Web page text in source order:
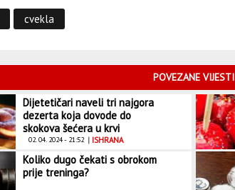
cvekla
POVEZANE VIJESTI
Dijetetičari naveli tri najgora
dezerta koja dovode do
skokova šećera u krvi
02. 04. 2024 - 21:52 | ISHRANA
Koliko dugo čekati s obrokom
prije treninga?